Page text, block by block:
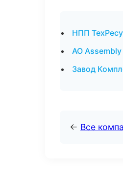
НПП
АО Assembly
Завод
← Все